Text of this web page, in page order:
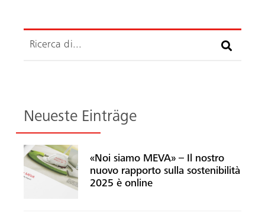
Ricerca
Neueste Einträge
«Noi siamo MEVA» – Il nostro
nuovo rapporto sulla sostenibilità
2025 è online